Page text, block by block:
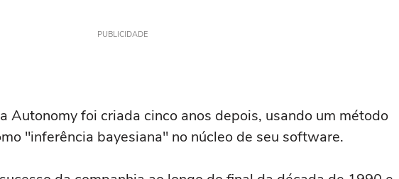
PUBLICIDADE
Autonomy foi criada cinco anos depois, usando um método
"inferência bayesiana" no núcleo de seu software.